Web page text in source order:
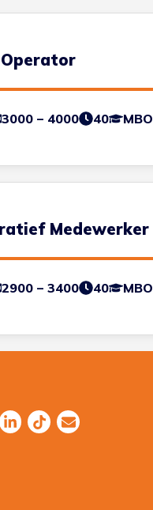
3000 – 4000 40 MBO
Medewerker
2900 – 3400 40 MBO